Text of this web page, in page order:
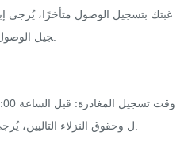
غبتك بتسجيل الوصول متأخرًا، يُرجى
جيل الوصول
ل وحقوق النزلاء التاليين،